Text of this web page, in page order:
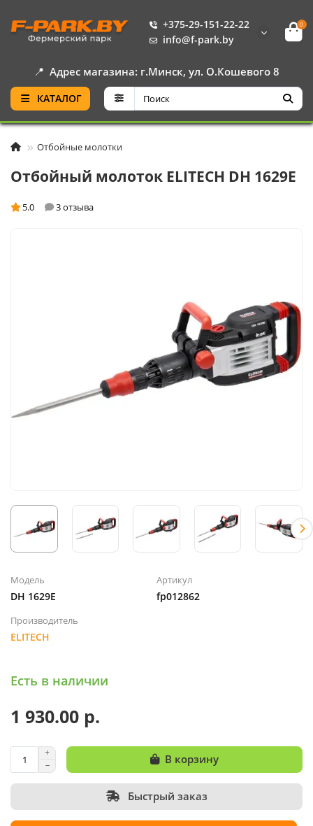
+375-29-151-22-22
info@f-park.by
0
📍 Адрес магазина: г.Минск, ул. О.Кошевого 8
КАТАЛОГ
Отбойные молотки
Отбойный молоток ELITECH DH 1629E
5.0 3 отзыва
Модель
DH 1629E
Артикул
fp012862
Производитель
ELITECH
Есть в наличии
1 930.00 р.
В корзину
Быстрый заказ